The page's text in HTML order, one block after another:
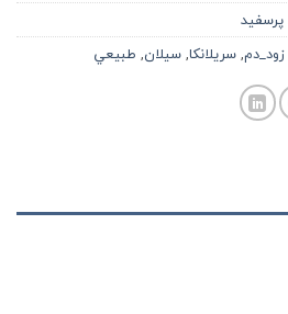
زود_دم,سريلانكا,سيلان, طبيعي